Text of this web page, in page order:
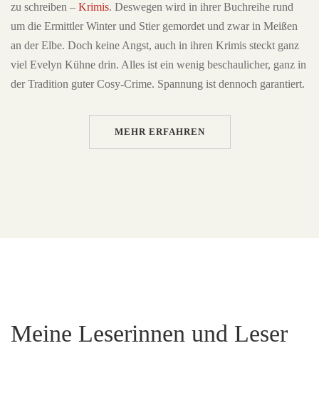
zu schreiben – Krimis. Deswegen wird in ihrer Buchreihe rund
um die Ermittler Winter und Stier gemordet und zwar in Meißen
an der Elbe. Doch keine Angst, auch in ihren Krimis steckt ganz
viel Evelyn Kühne drin. Alles ist ein wenig beschaulicher, ganz in
der Tradition guter Cosy-Crime. Spannung ist dennoch garantiert.
MEHR ERFAHREN
Meine Leserinnen und Leser